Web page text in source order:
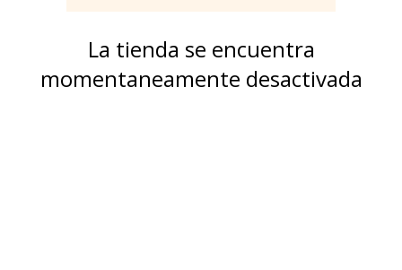
La tienda se encuentra
momentaneamente desactivada